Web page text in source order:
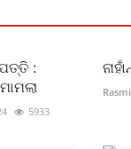
:
5933